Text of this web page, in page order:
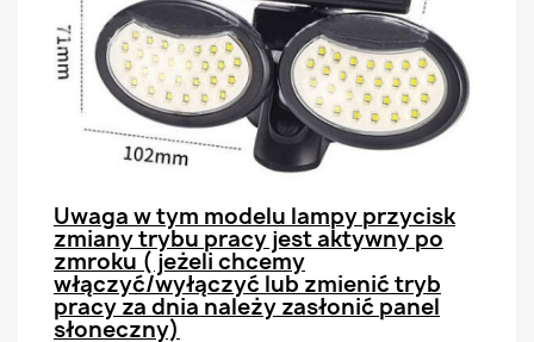
Uwaga w tym modelu lampy przycisk
zmiany trybu pracy jest aktywny po
zmroku ( jeżeli chcemy
włączyć/wyłączyć lub zmienić tryb
pracy za dnia należy zasłonić panel
słoneczny)